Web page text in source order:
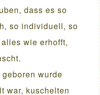
dass es so
so individuell, so
wie erhofft,
wurde
war, kuschelten